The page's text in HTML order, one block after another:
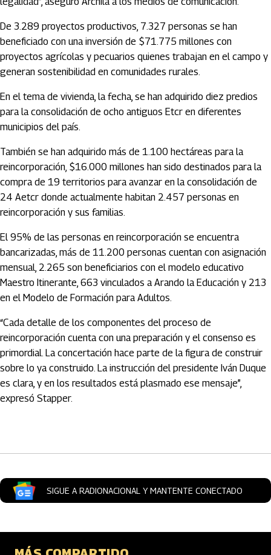
De 3.289 proyectos productivos, 7.327 personas se han
beneficiado con una inversión de $71.775 millones con
proyectos agrícolas y pecuarios quienes trabajan en el campo y
generan sostenibilidad en comunidades rurales.
En el tema de vivienda, la fecha, se han adquirido diez predios
para la consolidación de ocho antiguos Etcr en diferentes
municipios del país.
También se han adquirido más de 1.100 hectáreas para la
reincorporación, $16.000 millones han sido destinados para la
compra de 19 territorios para avanzar en la consolidación de
24 Aetcr donde actualmente habitan 2.457 personas en
reincorporación y sus familias.
El 95% de las personas en reincorporación se encuentra
bancarizadas, más de 11.200 personas cuentan con asignación
mensual, 2.265 son beneficiarios con el modelo educativo
Maestro Itinerante, 663 vinculados a Arando la Educación y 213
en el Modelo de Formación para Adultos.
“Cada detalle de los componentes del proceso de
reincorporación cuenta con una preparación y el consenso es
primordial. La concertación hace parte de la figura de construir
sobre lo ya construido. La instrucción del presidente Iván Duque
es clara, y en los resultados está plasmado ese mensaje”,
expresó Stapper.
SIGUE A RADIONACIONAL Y MANTENTE CONECTADO